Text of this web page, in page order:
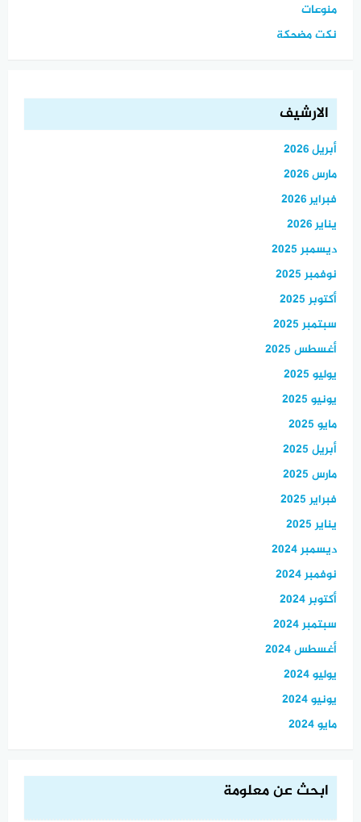
منوعات
نكت مضحكة
الارشيف
أبريل 2026
مارس 2026
فبراير 2026
يناير 2026
ديسمبر 2025
نوفمبر 2025
أكتوبر 2025
سبتمبر 2025
أغسطس 2025
يوليو 2025
يونيو 2025
مايو 2025
أبريل 2025
مارس 2025
فبراير 2025
يناير 2025
ديسمبر 2024
نوفمبر 2024
أكتوبر 2024
سبتمبر 2024
أغسطس 2024
يوليو 2024
يونيو 2024
مايو 2024
ابحث عن معلومة